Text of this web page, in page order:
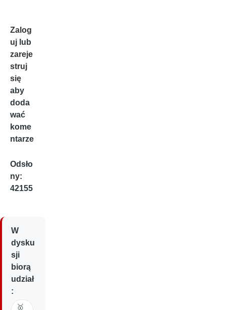
Zalog
uj lub
zareje
struj
się
aby
doda
wać
kome
ntarze
Odsło
ny:
42155
W
dysku
sji
biorą
udział
:
🥇